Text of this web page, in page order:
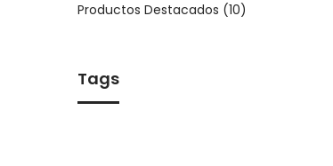
Productos Destacados (10)
Tags